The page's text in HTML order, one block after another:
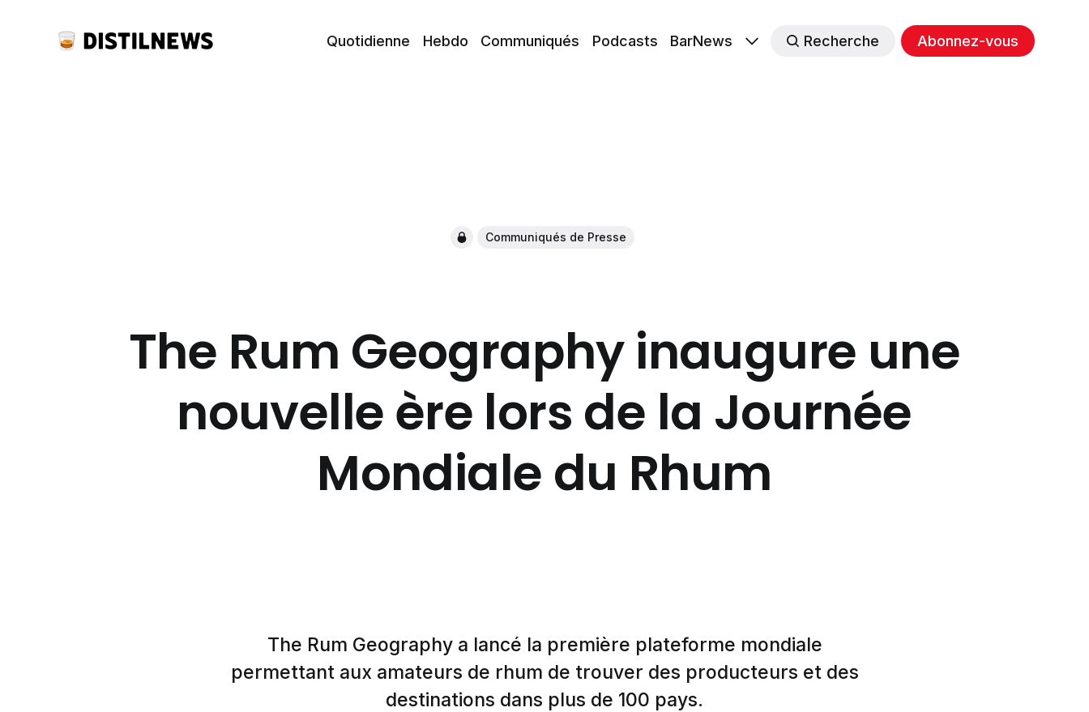
Quotidienne Hebdo Communiqués Podcasts BarNews Recherche Abonnez-vous
Communiqués de Presse
The Rum Geography inaugure une
nouvelle ère lors de la Journée
Mondiale du Rhum
The Rum Geography a lancé la première plateforme mondiale
permettant aux amateurs de rhum de trouver des producteurs et des
destinations dans plus de 100 pays.